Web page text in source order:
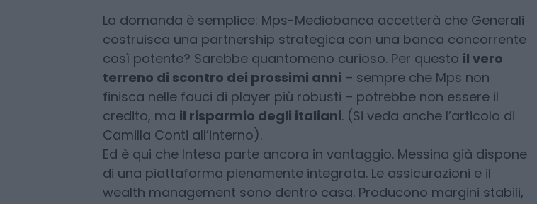
prontezza Paolo Panerai, direttore ed editore di Milano Finanza, che
ne ha segnalato le incognite.
La domanda è semplice: Mps-Mediobanca accetterà che Generali
costruisca una partnership strategica con una banca concorrente
così potente? Sarebbe quantomeno curioso. Per questo il vero
terreno di scontro dei prossimi anni
finisca nelle fauci di player più robusti – potrebbe non essere il
credito, mail risparmio degli italiani . (Si veda anche l’articolo di
Camilla Conti all’interno).